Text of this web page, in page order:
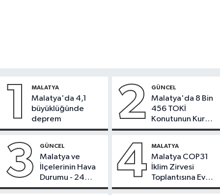
1 MALATYA
Malatya'da 4,1
büyüklüğünde
deprem
2 GÜNCEL
Malatya'da 8 Bin
456 TOKİ
Konutunun Kurası
Bugün Çekiliyor
3 GÜNCEL
Malatya ve
İlçelerinin Hava
Durumu - 24
Temmuz 2026
4 MALATYA
Malatya COP31
İklim Zirvesi
Toplantısına Ev
Sahipliği Yaptı